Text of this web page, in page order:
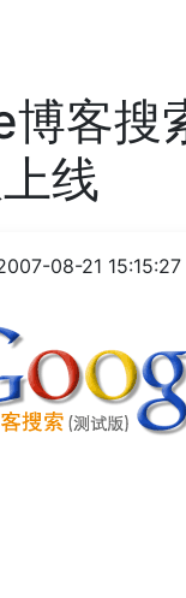
客搜
线
08-21 15:15:27